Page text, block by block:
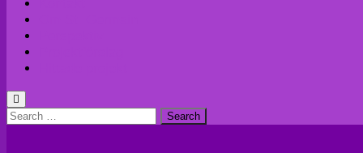
Search